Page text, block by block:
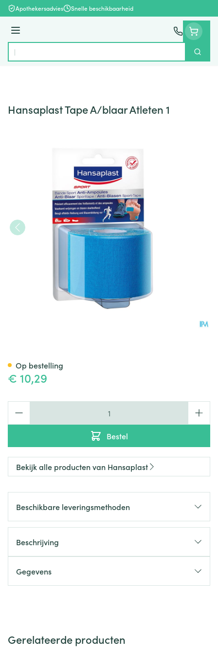
Ga naar de inhoud
Apothekersadvies Snelle beschikbaarheid
Menu
Product, merk, categorie...
Zoek
Hansaplast Tape A/blaar Atleten 1
€ 10,29
Bestel
Op bestelling
Bekijk alle producten van Hansaplast
Beschikbare leveringsmethoden
Beschrijving
Gegevens
Gerelateerde producten